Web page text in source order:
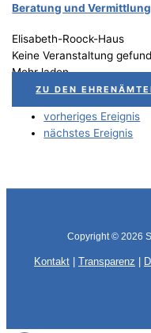
Bera­tung und
Elisabeth-Roock-Haus
Keine Veranstaltung
Mehr laden
ZU DEN
vorheriges Ereignis
nächstes Ereignis
Copyright © 2026
Kontakt Transparenz